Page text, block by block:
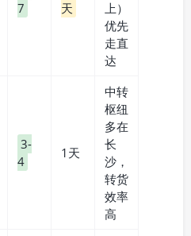
7
天
上）
优先
走直
达
3-
4
1天
中转
枢纽
多在
长
沙，
转货
效率
高